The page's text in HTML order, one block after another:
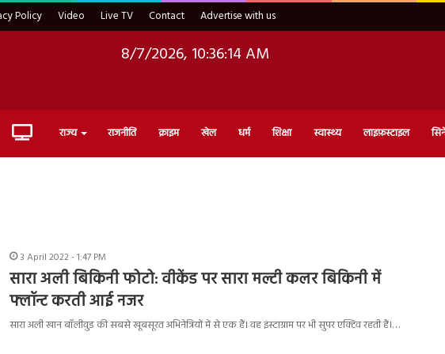
Policy Video Live TV Contact Advertise with us
8/7/2026, 10:36:15 AM
Live राज्य राजनीति क्राइम खेल धर्म शिक्षा स्वास्थ्य लाइफ़स्टाइल
3 April 2022 - 1:47 PM
सारा अली बिकिनी फोटो: वीकेंड पर सारा मल्टी कलर बिकिनी में
फ्लॉन्ट करती आई नजर
सारा अली खान बॉलीवुड की सबसे खूबसूरत अभिनेत्रियों में से एक हैं। वह इंस्टाग्राम पर भी सुपर एक्टिव रहती हैं।…